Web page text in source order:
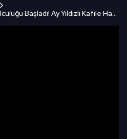
Milli Takımın Dünya Kupası Yolculuğu Başladı! Ay Yıldızlı Kafile Havalimanına Hareket Etti!